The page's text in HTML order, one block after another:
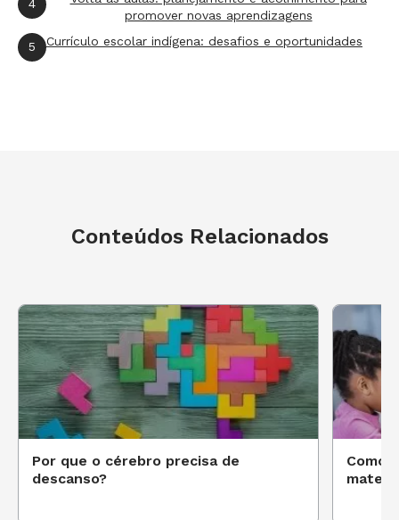
4
promover novas aprendizagens
5 Currículo escolar indígena: desafios e oportunidades
Conteúdos Relacionados
Por que o cérebro precisa de
descanso?
Como